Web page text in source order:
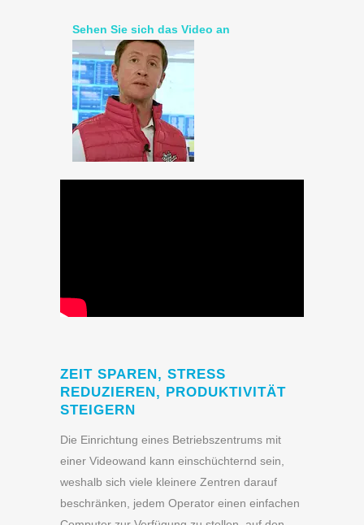
Sehen Sie sich das Video an
ZEIT SPAREN, STRESS
REDUZIEREN, PRODUKTIVITÄT
STEIGERN
Die Einrichtung eines Betriebszentrums mit
einer Videowand kann einschüchternd sein,
weshalb sich viele kleinere Zentren darauf
beschränken, jedem Operator einen einfachen